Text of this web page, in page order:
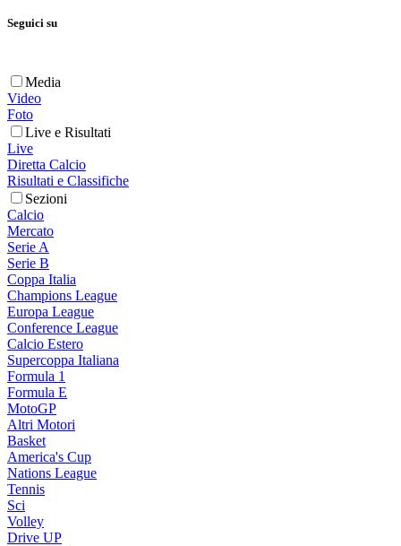
Seguici su
Media
Video
Foto
Live e Risultati
Live
Diretta Calcio
Risultati e Classifiche
Sezioni
Calcio
Mercato
Serie A
Serie B
Coppa Italia
Champions League
Europa League
Conference League
Calcio Estero
Supercoppa Italiana
Formula 1
Formula E
MotoGP
Altri Motori
Basket
America's Cup
Nations League
Tennis
Sci
Volley
Drive UP